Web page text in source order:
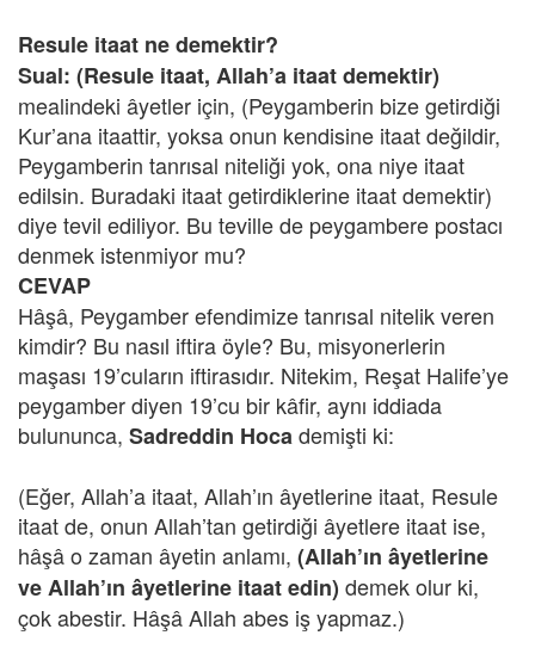
Resule itaat ne demektir?
Sual: (Resule itaat, Allah’a itaat demektir)
mealindeki âyetler için, (Peygamberin bize getirdiği
Kur’ana itaattir, yoksa onun kendisine itaat değildir,
Peygamberin tanrısal niteliği yok, ona niye itaat
edilsin. Buradaki itaat getirdiklerine itaat demektir)
diye tevil ediliyor. Bu teville de peygambere postacı
denmek istenmiyor mu?
CEVAP
Hâşâ, Peygamber efendimize tanrısal nitelik veren
kimdir? Bu nasıl iftira öyle? Bu, misyonerlerin
maşası 19’cuların iftirasıdır. Nitekim, Reşat Halife’ye
peygamber diyen 19’cu bir kâfir, aynı iddiada
bulununca, Sadreddin Hocademişti ki:
(Eğer, Allah’a itaat, Allah’ın âyetlerine itaat, Resule
itaat de, onun Allah’tan getirdiği âyetlere itaat ise,
hâşâ o zaman âyetin anlamı, (Allah’ın âyetlerine
ve Allah’ın âyetlerine itaat edin) demek olur ki,
çok abestir. Hâşâ Allah abes iş yapmaz.)